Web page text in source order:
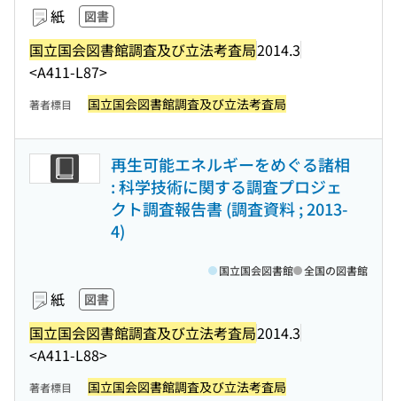
紙 図書
国立国会図書館調査及び立法考査局2014.3
<A411-L87>
著者標目 国立国会図書館調査及び立法考査局
再生可能エネルギーをめぐる諸相
: 科学技術に関する調査プロジェ
クト調査報告書 (調査資料 ; 2013-
4)
紙 図書
国立国会図書館調査及び立法考査局2014.3
<A411-L88>
国立国会図書館 全国の図書館
著者標目 国立国会図書館調査及び立法考査局